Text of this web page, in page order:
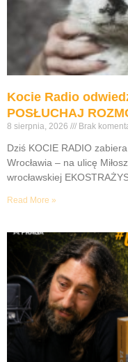
Kocie Radio
POSŁUCHAJ
8 sierpnia, 2026 Brak
Dziś KOCIE RADIO
Wrocławia – na ulicę
wrocławskiej
Read More »